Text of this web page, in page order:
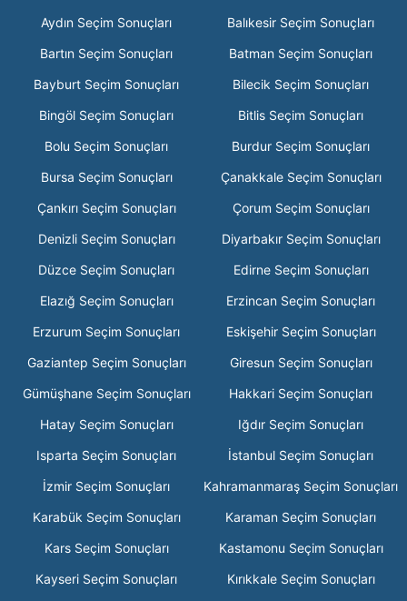
Aydın Seçim Sonuçları
Balıkesir Seçim Sonuçları
Bartın Seçim Sonuçları
Batman Seçim Sonuçları
Bayburt Seçim Sonuçları
Bilecik Seçim Sonuçları
Bingöl Seçim Sonuçları
Bitlis Seçim Sonuçları
Bolu Seçim Sonuçları
Burdur Seçim Sonuçları
Bursa Seçim Sonuçları
Çanakkale Seçim Sonuçları
Çankırı Seçim Sonuçları
Çorum Seçim Sonuçları
Denizli Seçim Sonuçları
Diyarbakır Seçim Sonuçları
Düzce Seçim Sonuçları
Edirne Seçim Sonuçları
Elazığ Seçim Sonuçları
Erzincan Seçim Sonuçları
Erzurum Seçim Sonuçları
Eskişehir Seçim Sonuçları
Gaziantep Seçim Sonuçları
Giresun Seçim Sonuçları
Gümüşhane Seçim Sonuçları
Hakkari Seçim Sonuçları
Hatay Seçim Sonuçları
Iğdır Seçim Sonuçları
Isparta Seçim Sonuçları
İstanbul Seçim Sonuçları
İzmir Seçim Sonuçları
Kahramanmaraş Seçim Sonuçları
Karabük Seçim Sonuçları
Karaman Seçim Sonuçları
Kars Seçim Sonuçları
Kastamonu Seçim Sonuçları
Kayseri Seçim Sonuçları
Kırıkkale Seçim Sonuçları